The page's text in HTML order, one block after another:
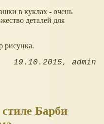
в куклах - очень
деталей для
рисунка.
19.10.2015 admin
Барби